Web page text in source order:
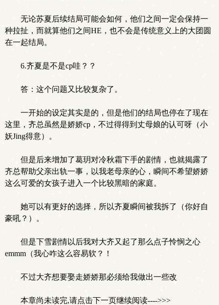
无论苏夏后续结局可能会如何，他们之间一定会保持一
种拉扯，而就算他们之间HE，也不会是传统意义上的大团圆
在一起结局。
6.齐夏是不是cp哇？？
答：这个问题又比较复杂了。
一开始的设定其实是的，但是他们的结局也停在了现在
这里，齐总虽然是娇娇cp，不过得得到丈母娘的认可呀（小
妖Jing得意）。
但是后来增加了葛玥对冷秋霜下手的剧情，也就揭露了
齐总帮助父亲出轨一事，以我老母亲的心，瞬间不希望娇娇
这么可爱的女孩子进入一个比较黑暗的家庭。
她可以有更好的选择，所以齐夏瞬间被我拆了（你好自
豪吼？）。
但是下雪剧情以后我对大齐又起了那么点子怜悯之心
emmm（我心咋这么容易软？！
不过大齐想要娶走娇娇那必须给我做出一些改
本章尚未读完,请点击下一页继续阅读---->>>